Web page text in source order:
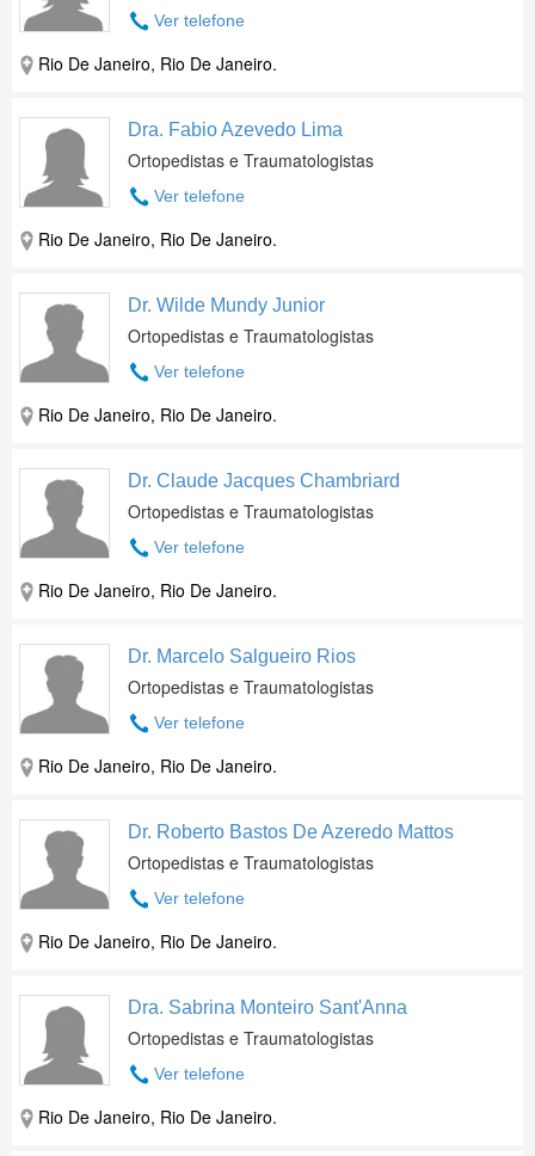
Ver telefone
Rio De Janeiro, Rio De Janeiro.
Dra. Fabio Azevedo Lima
Ortopedistas e Traumatologistas
Ver telefone
Rio De Janeiro, Rio De Janeiro.
Dr. Wilde Mundy Junior
Ortopedistas e Traumatologistas
Ver telefone
Rio De Janeiro, Rio De Janeiro.
Dr. Claude Jacques Chambriard
Ortopedistas e Traumatologistas
Ver telefone
Rio De Janeiro, Rio De Janeiro.
Dr. Marcelo Salgueiro Rios
Ortopedistas e Traumatologistas
Ver telefone
Rio De Janeiro, Rio De Janeiro.
Dr. Roberto Bastos De Azeredo Mattos
Ortopedistas e Traumatologistas
Ver telefone
Rio De Janeiro, Rio De Janeiro.
Dra. Sabrina Monteiro Sant'Anna
Ortopedistas e Traumatologistas
Ver telefone
Rio De Janeiro, Rio De Janeiro.